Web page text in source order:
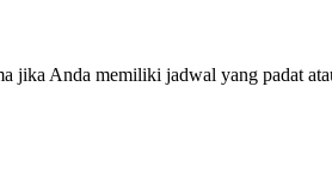
jika Anda memiliki jadwal yang padat